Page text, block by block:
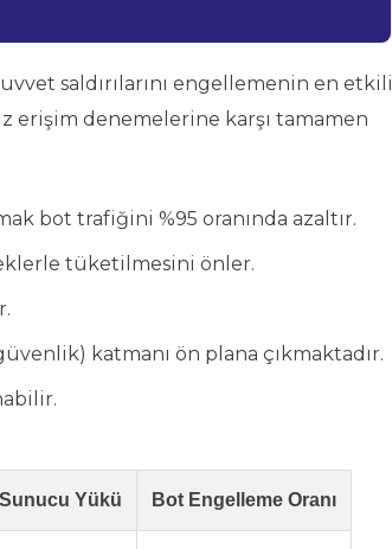
saldırılarını engellemenin en etkili
erişim denemelerine karşı tamamen
bot trafiğini %95 oranında azaltır.
tüketilmesini önler.
katmanı ön plana çıkmaktadır.
Sunucu Yükü Bot Engelleme Oranı